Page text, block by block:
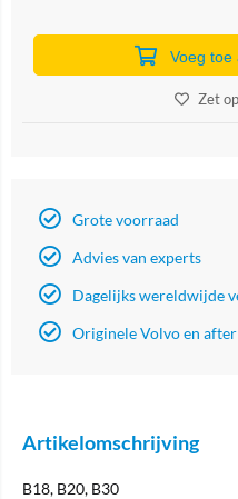
Voeg toe
Zet
Grote voorraad
Advies van experts
Dagelijks wereldwijde
Originele Volvo en
Artikelomschrijving
B18, B20, B30